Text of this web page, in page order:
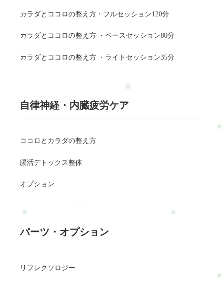
カラダとココロの整え方・フルセッション120分
カラダとココロの整え方 ・ベースセッション80分
カラダとココロの整え方 ・ライトセッション35分
自律神経・内臓疲労ケア
ココロとカラダの整え方
腸活デトックス整体
オプション
パーツ・オプション
リフレクソロジー